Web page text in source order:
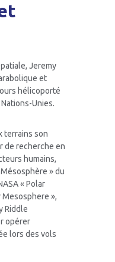
Jeremy
et
hélicoporté
Unies.
terrains son
de recherche en
humains,
» du
« Polar
»,
Riddle
opérer
lors des vols